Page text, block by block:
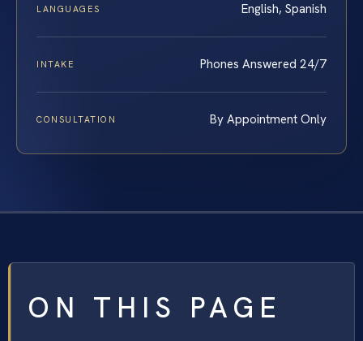
LANGUAGES English, Spanish
INTAKE Phones Answered 24/7
CONSULTATION By Appointment Only
ON THIS PAGE